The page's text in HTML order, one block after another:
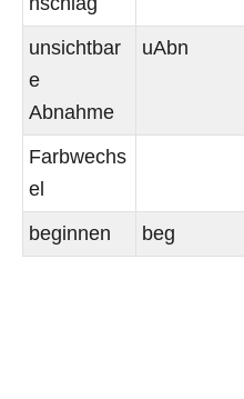
unsichtbar
e
Abnahme
uAbn
Farbwechs
el
beginnen
beg